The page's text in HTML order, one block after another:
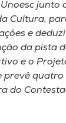
junto
Cultura,
e
da pista
e o
prevê
do